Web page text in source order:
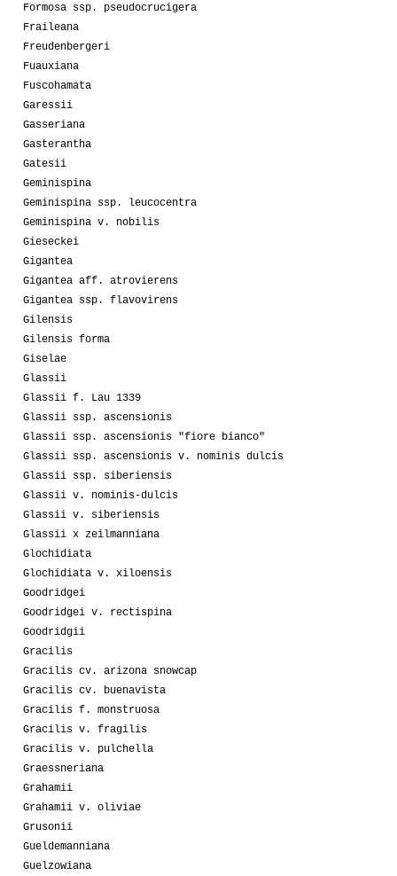
Formosa ssp. pseudocrucigera
Fraileana
Freudenbergeri
Fuauxiana
Fuscohamata
Garessii
Gasseriana
Gasterantha
Gatesii
Geminispina
Geminispina ssp. leucocentra
Geminispina v. nobilis
Gieseckei
Gigantea
Gigantea aff. atrovierens
Gigantea ssp. flavovirens
Gilensis
Gilensis forma
Giselae
Glassii
Glassii f. Lau 1339
Glassii ssp. ascensionis
Glassii ssp. ascensionis "fiore bianco"
Glassii ssp. ascensionis v. nominis dulcis
Glassii ssp. siberiensis
Glassii v. nominis-dulcis
Glassii v. siberiensis
Glassii x zeilmanniana
Glochidiata
Glochidiata v. xiloensis
Goodridgei
Goodridgei v. rectispina
Goodridgii
Gracilis
Gracilis cv. arizona snowcap
Gracilis cv. buenavista
Gracilis f. monstruosa
Gracilis v. fragilis
Gracilis v. pulchella
Graessneriana
Grahamii
Grahamii v. oliviae
Grusonii
Gueldemanniana
Guelzowiana